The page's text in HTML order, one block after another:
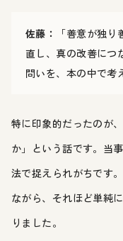
佐藤：
「善意が独
直し、真の改善につ
問いを、本の中で考
特に印象的だったのが
か」という話です。当
法で捉えられがちです
ながら、それほど単純
りました。